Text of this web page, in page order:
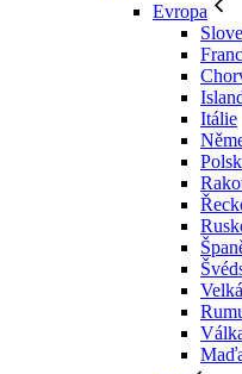
Evropa
Itálie